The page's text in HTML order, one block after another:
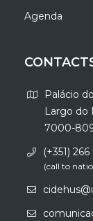
Agenda
Palácio
Largo do
7000-
(+351)
(call to